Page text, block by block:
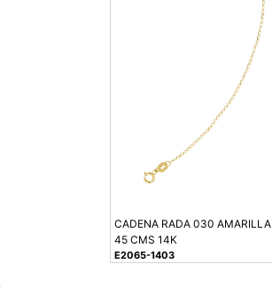
CADENA RADA 030 AMARILLA
45 CMS 14K
E2065-1403